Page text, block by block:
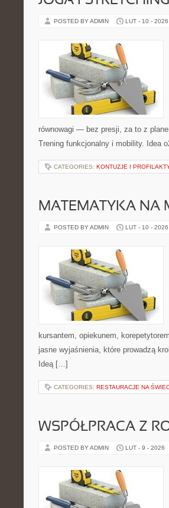
POSTED BY ADMIN LUT - 10 - 2026
równowagi — bez presji, za to z
Trening funkcjonalny i mobility. Idea
CATEGORIES: KONTUZJE I
MATEMATYKA NA
POSTED BY ADMIN LUT - 10 - 2026
kursantem, opiekunem,
jasne wyjaśnienia, które prowadzą
Ideą […]
CATEGORIES: RESTAURACJE NA
WSPÓŁPRACA Z
POSTED BY ADMIN LUT - 9 - 2026